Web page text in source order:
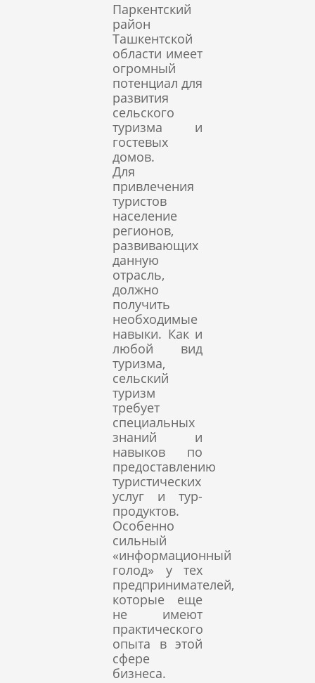
Паркентский
район
Ташкентской
области имеет
огромный
потенциал для
развития
сельского
туризма и
гостевых
домов.
Для
привлечения
туристов
население
регионов,
развивающих
данную
отрасль,
должно
получить
необходимые
навыки. Как и
любой вид
туризма,
сельский
туризм
требует
специальных
знаний и
навыков по
предоставлению
туристических
услуг и тур-
продуктов.
Особенно
сильный
«информационный
голод» у тех
предпринимателей,
которые еще
не имеют
практического
опыта в этой
сфере
бизнеса.